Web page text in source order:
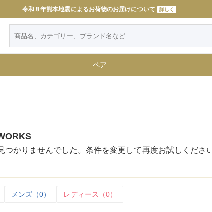
令和８年熊本地震によるお荷物のお届けについて 詳しく
ペア
つかりませんでした。条件を変更して再度お試しくださ
メンズ（0） レディース（0）